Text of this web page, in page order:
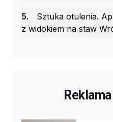
5.
Sztuka otulenia.
z widokiem na staw
Reklama